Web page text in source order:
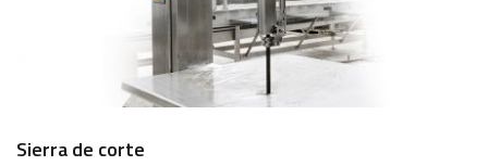
Sierra de corte